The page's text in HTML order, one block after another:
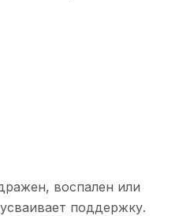
воспален или
поддержку.